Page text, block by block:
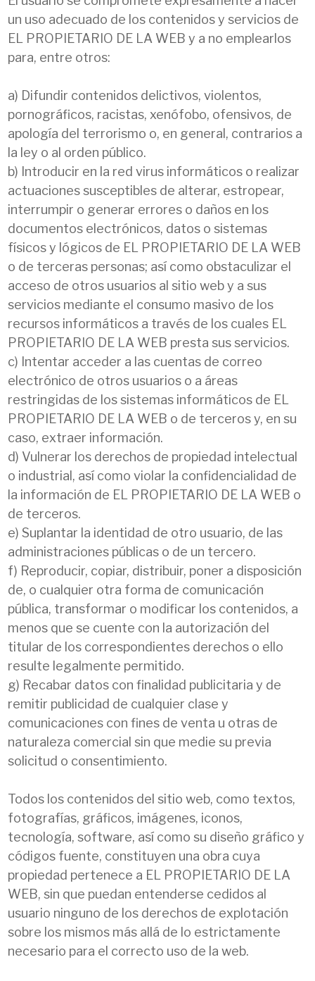
un uso adecuado de los contenidos y servicios de
EL PROPIETARIO DE LA WEB y a no emplearlos
para, entre otros:
a) Difundir contenidos delictivos, violentos,
pornográficos, racistas, xenófobo, ofensivos, de
apología del terrorismo o, en general, contrarios a
la ley o al orden público.
b) Introducir en la red virus informáticos o realizar
actuaciones susceptibles de alterar, estropear,
interrumpir o generar errores o daños en los
documentos electrónicos, datos o sistemas
físicos y lógicos de EL PROPIETARIO DE LA WEB
o de terceras personas; así como obstaculizar el
acceso de otros usuarios al sitio web y a sus
servicios mediante el consumo masivo de los
recursos informáticos a través de los cuales EL
PROPIETARIO DE LA WEB presta sus servicios.
c) Intentar acceder a las cuentas de correo
electrónico de otros usuarios o a áreas
restringidas de los sistemas informáticos de EL
PROPIETARIO DE LA WEB o de terceros y, en su
caso, extraer información.
d) Vulnerar los derechos de propiedad intelectual
o industrial, así como violar la confidencialidad de
la información de EL PROPIETARIO DE LA WEB o
de terceros.
e) Suplantar la identidad de otro usuario, de las
administraciones públicas o de un tercero.
f) Reproducir, copiar, distribuir, poner a disposición
de, o cualquier otra forma de comunicación
pública, transformar o modificar los contenidos, a
menos que se cuente con la autorización del
titular de los correspondientes derechos o ello
resulte legalmente permitido.
g) Recabar datos con finalidad publicitaria y de
remitir publicidad de cualquier clase y
comunicaciones con fines de venta u otras de
naturaleza comercial sin que medie su previa
solicitud o consentimiento.
Todos los contenidos del sitio web, como textos,
fotografías, gráficos, imágenes, iconos,
tecnología, software, así como su diseño gráfico y
códigos fuente, constituyen una obra cuya
propiedad pertenece a EL PROPIETARIO DE LA
WEB, sin que puedan entenderse cedidos al
usuario ninguno de los derechos de explotación
sobre los mismos más allá de lo estrictamente
necesario para el correcto uso de la web.